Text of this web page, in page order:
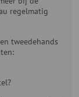
regelmatig
tweedehands